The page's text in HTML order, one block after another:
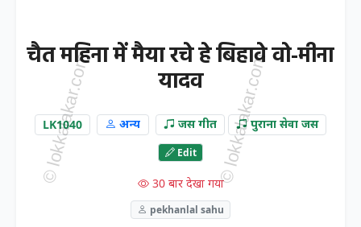
चैत महिना में मैया रचे हे बिहावे वो-मीना
यादव
LK1040 अन्य जस गीत पुराना सेवा जस
Edit
30 बार देखा गया
pekhanlal sahu